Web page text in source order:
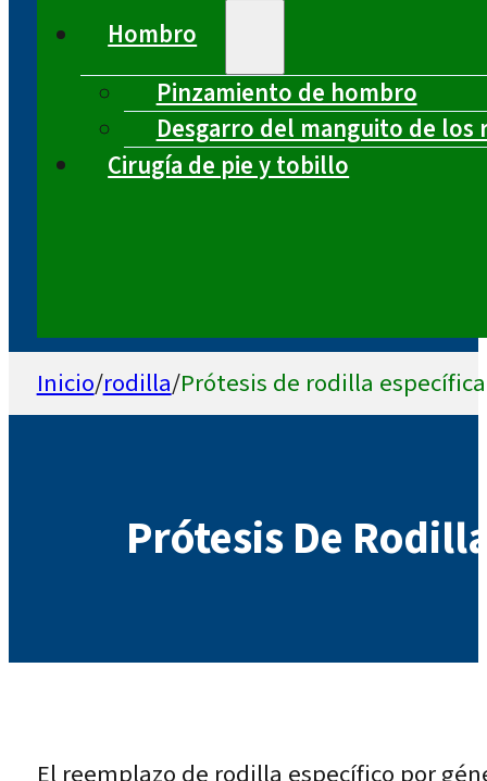
Hombro
Pinzamiento de hombro
Desgarro del manguito de los
Cirugía de pie y tobillo
Inicio/rodilla/Prótesis de rodilla
Prótesis De